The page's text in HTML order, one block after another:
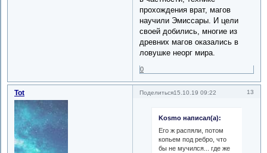
прохождения врат, магов
научили Эмиссары. И цели
своей добились, многие из
древних магов оказались в
ловушке неорг мира.
0
Поделиться 13
15.10.19 09:22
Tot
Kosmo написал(а):
Его ж распяли, потом
копьем под ребро, что
бы не мучился... где же